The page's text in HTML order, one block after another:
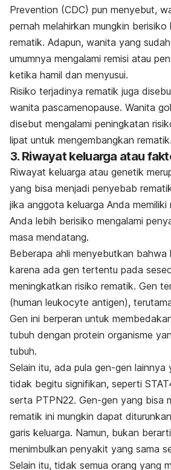
Prevention (CDC) pun menyebut,
pernah melahirkan mungkin
rematik. Adapun, wanita yang
umumnya mengalami remisi atau
ketika hamil dan menyusui.
Risiko terjadinya rematik juga
wanita pascamenopause. Wanita
disebut mengalami peningkatan
lipat untuk mengembangkan rematik.
3. Riwayat keluarga atau
Riwayat keluarga atau genetik
yang bisa menjadi penyebab
jika anggota keluarga Anda
Anda lebih berisiko mengalami
masa mendatang.
Beberapa ahli menyebutkan bahwa
karena ada gen tertentu pada
meningkatkan risiko rematik. Gen
(human leukocyte antigen),
Gen ini berperan untuk
tubuh dengan protein organisme
tubuh.
Selain itu, ada pula gen-gen lainnya
tidak begitu signifikan, seperti
serta PTPN22. Gen-gen yang bisa
rematik ini mungkin dapat
garis keluarga. Namun, bukan
menimbulkan penyakit yang sama
Selain itu, tidak semua orang yang